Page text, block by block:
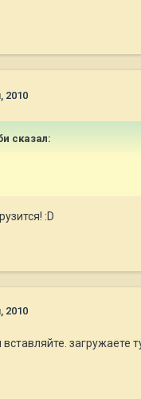
2010
сказал:
:D
2010
загружаете